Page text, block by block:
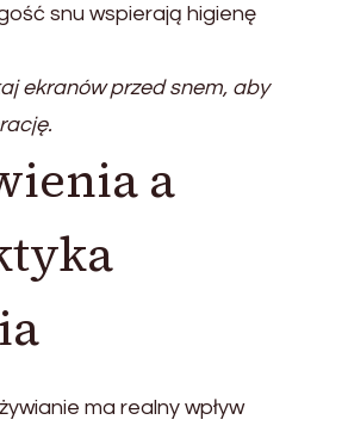
snu wspierają higienę
ekranów przed snem, aby
a
ma realny wpływ